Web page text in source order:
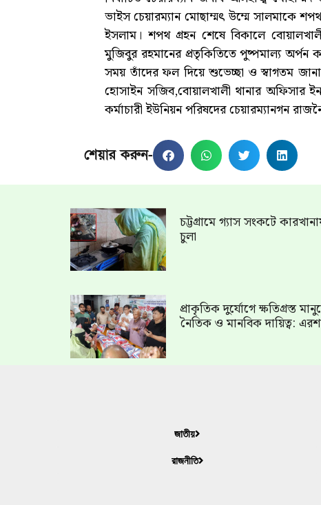
ভাইস চেয়ারম্যান মোছাম্মৎ উম্মে সালমাকে
ইসলাম। শপথ গ্রহন শেষে বিকালে
মুজিবুর রহমানের প্রতৃকিতিতে পুষ্পমাল্য অর্পন
সময় তাঁদের ফল দিয়ে শুভেচ্ছা ও স্বাগতম
হোসাইন সজিব,বোয়ালখালী থানার অফিসার
কর্মাচারী ইউনিয়ন পরিষদের চেয়ারম্যানগন
শেয়ার করুন-
চট্টগ্রামে গ্যাস সংকটে
চুলা
প্রাকৃতিক দুর্যোগে ক্ষতিগ্রস্ত
নৈতিক ও মানবিক দায়িত্ব:
জাতীয়
রাজনীতি